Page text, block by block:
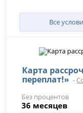
Все
Карта
переплат!» -
Без процентов
36 месяцев